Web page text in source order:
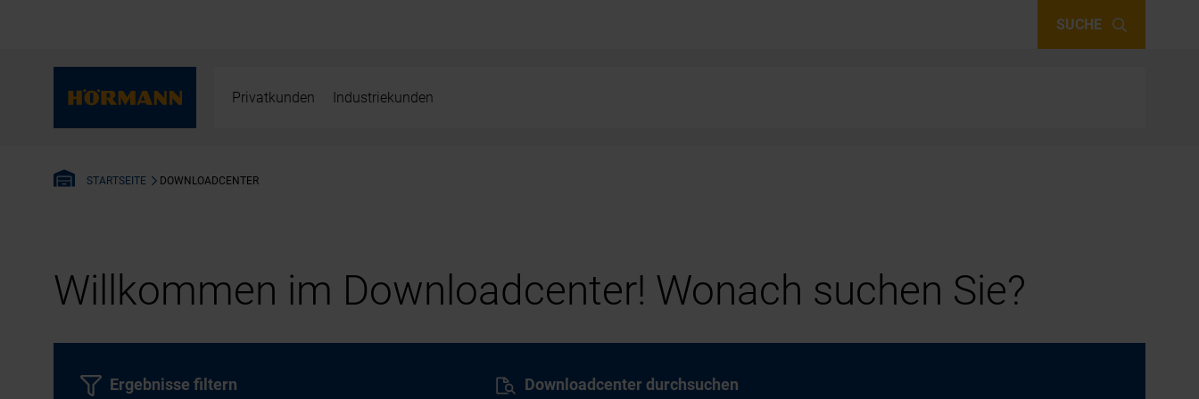
SUCHE
Privatkunden Industriekunden
STARTSEITE DOWNLOADCENTER
Willkommen im Downloadcenter! Wonach suchen Sie?
Downloadcenter durchsuchen
Ergebnisse filtern